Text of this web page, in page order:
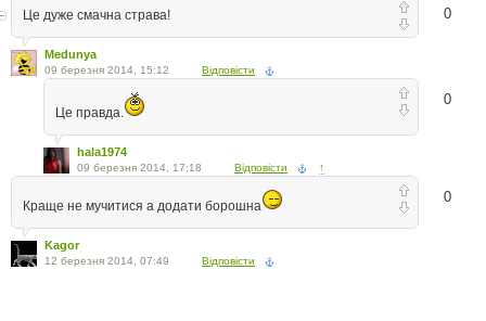
0
Це дуже смачна страва!
Medunya
09 березня 2014, 15:12 Відповісти
0
Це правда.
hala1974
09 березня 2014, 17:18 Відповісти ↑
0
Краще не мучитися а додати борошна
Kagor
12 березня 2014, 07:49 Відповісти